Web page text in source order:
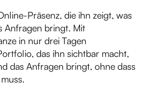
Präsenz, die ihn zeigt, was
bringt. Mit
in nur drei Tagen
das ihn sichtbar macht,
das Anfragen bringt, ohne dass